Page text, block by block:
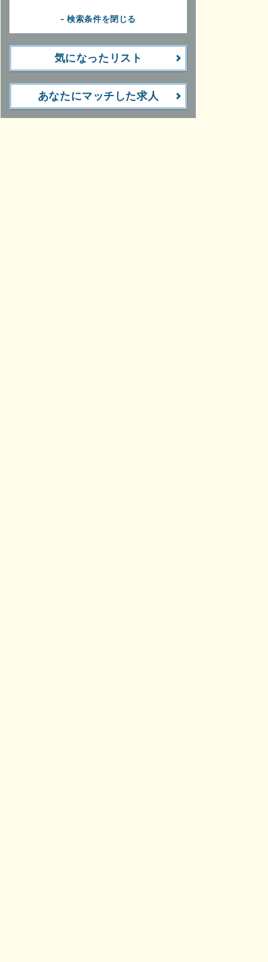
- 検索条件を閉じる
気になったリスト
あなたにマッチした求人